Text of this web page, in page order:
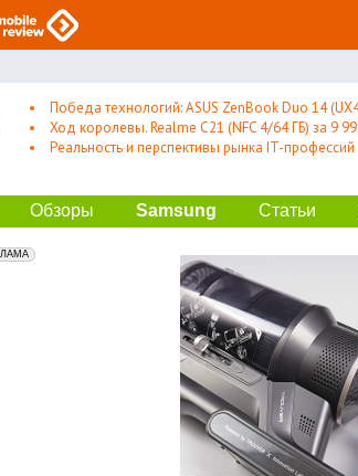
Победа технологий: ASUS ZenBook Duo 14
Ход королевы. Realme C21 (NFC 4/64 ГБ) за 9
Реальность и перспективы рынка IT-профессий
Обзоры Samsung Статьи